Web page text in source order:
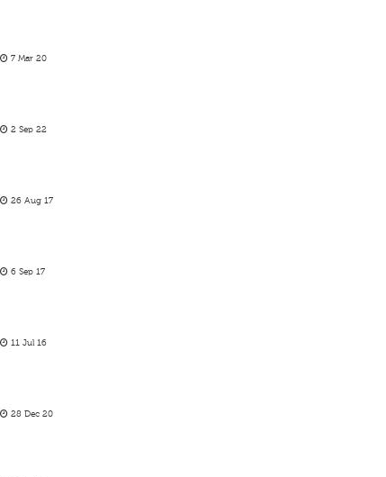
7 Mar 20
2 Sep 22
26 Aug 17
6 Sep 17
11 Jul 16
28 Dec 20